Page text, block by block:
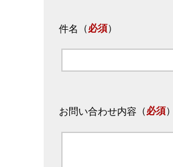
件名 （必須）
お問い合わせ内容 （必須）